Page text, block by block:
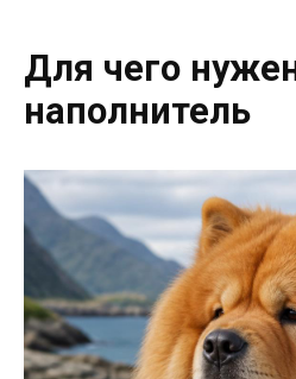
Для чего
наполнитель